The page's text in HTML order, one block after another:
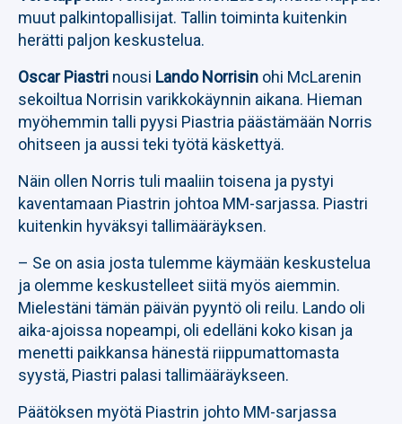
muut palkintopallisijat. Tallin toiminta kuitenkin
herätti paljon keskustelua.
Oscar Piastri nousi Lando Norrisin ohi McLarenin
sekoiltua Norrisin varikkokäynnin aikana. Hieman
myöhemmin talli pyysi Piastria päästämään Norris
ohitseen ja aussi teki työtä käskettyä.
Näin ollen Norris tuli maaliin toisena ja pystyi
kaventamaan Piastrin johtoa MM-sarjassa. Piastri
kuitenkin hyväksyi tallimääräyksen.
– Se on asia josta tulemme käymään keskustelua
ja olemme keskustelleet siitä myös aiemmin.
Mielestäni tämän päivän pyyntö oli reilu. Lando oli
aika-ajoissa nopeampi, oli edelläni koko kisan ja
menetti paikkansa hänestä riippumattomasta
syystä, Piastri palasi tallimääräykseen.
Päätöksen myötä Piastrin johto MM-sarjassa